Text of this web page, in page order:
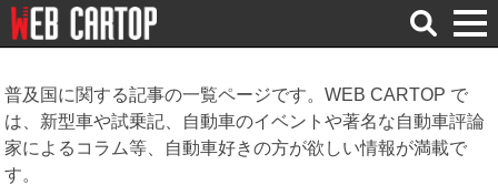
検
索
普及国に関する記事の一覧ページです。WEB CARTOP で
は、新型車や試乗記、自動車のイベントや著名な自動車評論
家によるコラム等、自動車好きの方が欲しい情報が満載で
す。